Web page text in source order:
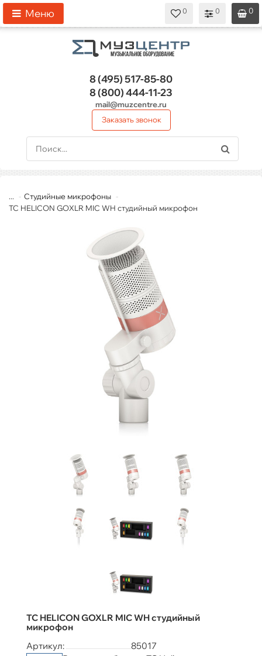
0
0
0
Меню
8 (495)517-85-80
8 (800)444-11-23
mail@muzcentre.ru
Заказать звонок
...
Студийные микрофоны
TC HELICON GOXLR MIC WH студийный микрофон
TC HELICON GOXLR MIC WH студийный
микрофон
Артикул:
85017